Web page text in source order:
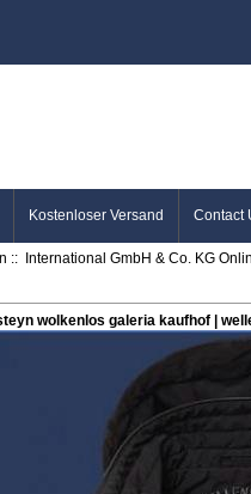
Kostenloser Versand Contact
:: International GmbH & Co. KG
wolkenlos galeria kaufhof |